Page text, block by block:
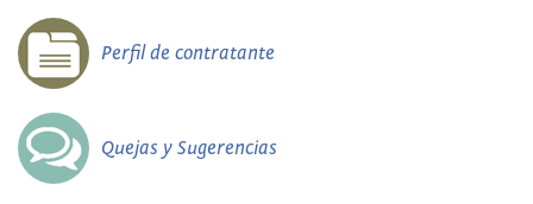
Perfil de contratante
Quejas y Sugerencias